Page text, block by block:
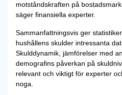
motståndskraften på
säger finansiella experter.
Sammanfattningsvis ger
hushållens skulder intressanta
Skulddynamik, jämförelser med
demografins påverkan på
relevant och viktigt för experter
noga.